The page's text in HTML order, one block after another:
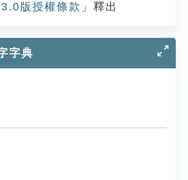
版授權條款 」釋出
字典